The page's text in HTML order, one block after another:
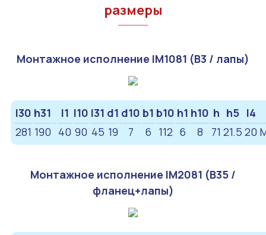
размеры
Монтажное исполнение IM1081 (B3 / лапы)
l30 h31 l1 l10 l31 d1 d10 b1 b10 h1 h10 h h5 l4
281 190 40 90 45 19 7 6 112 6 8 71 21.5 20
Монтажное исполнение IM2081 (B35 /
фланец+лапы)